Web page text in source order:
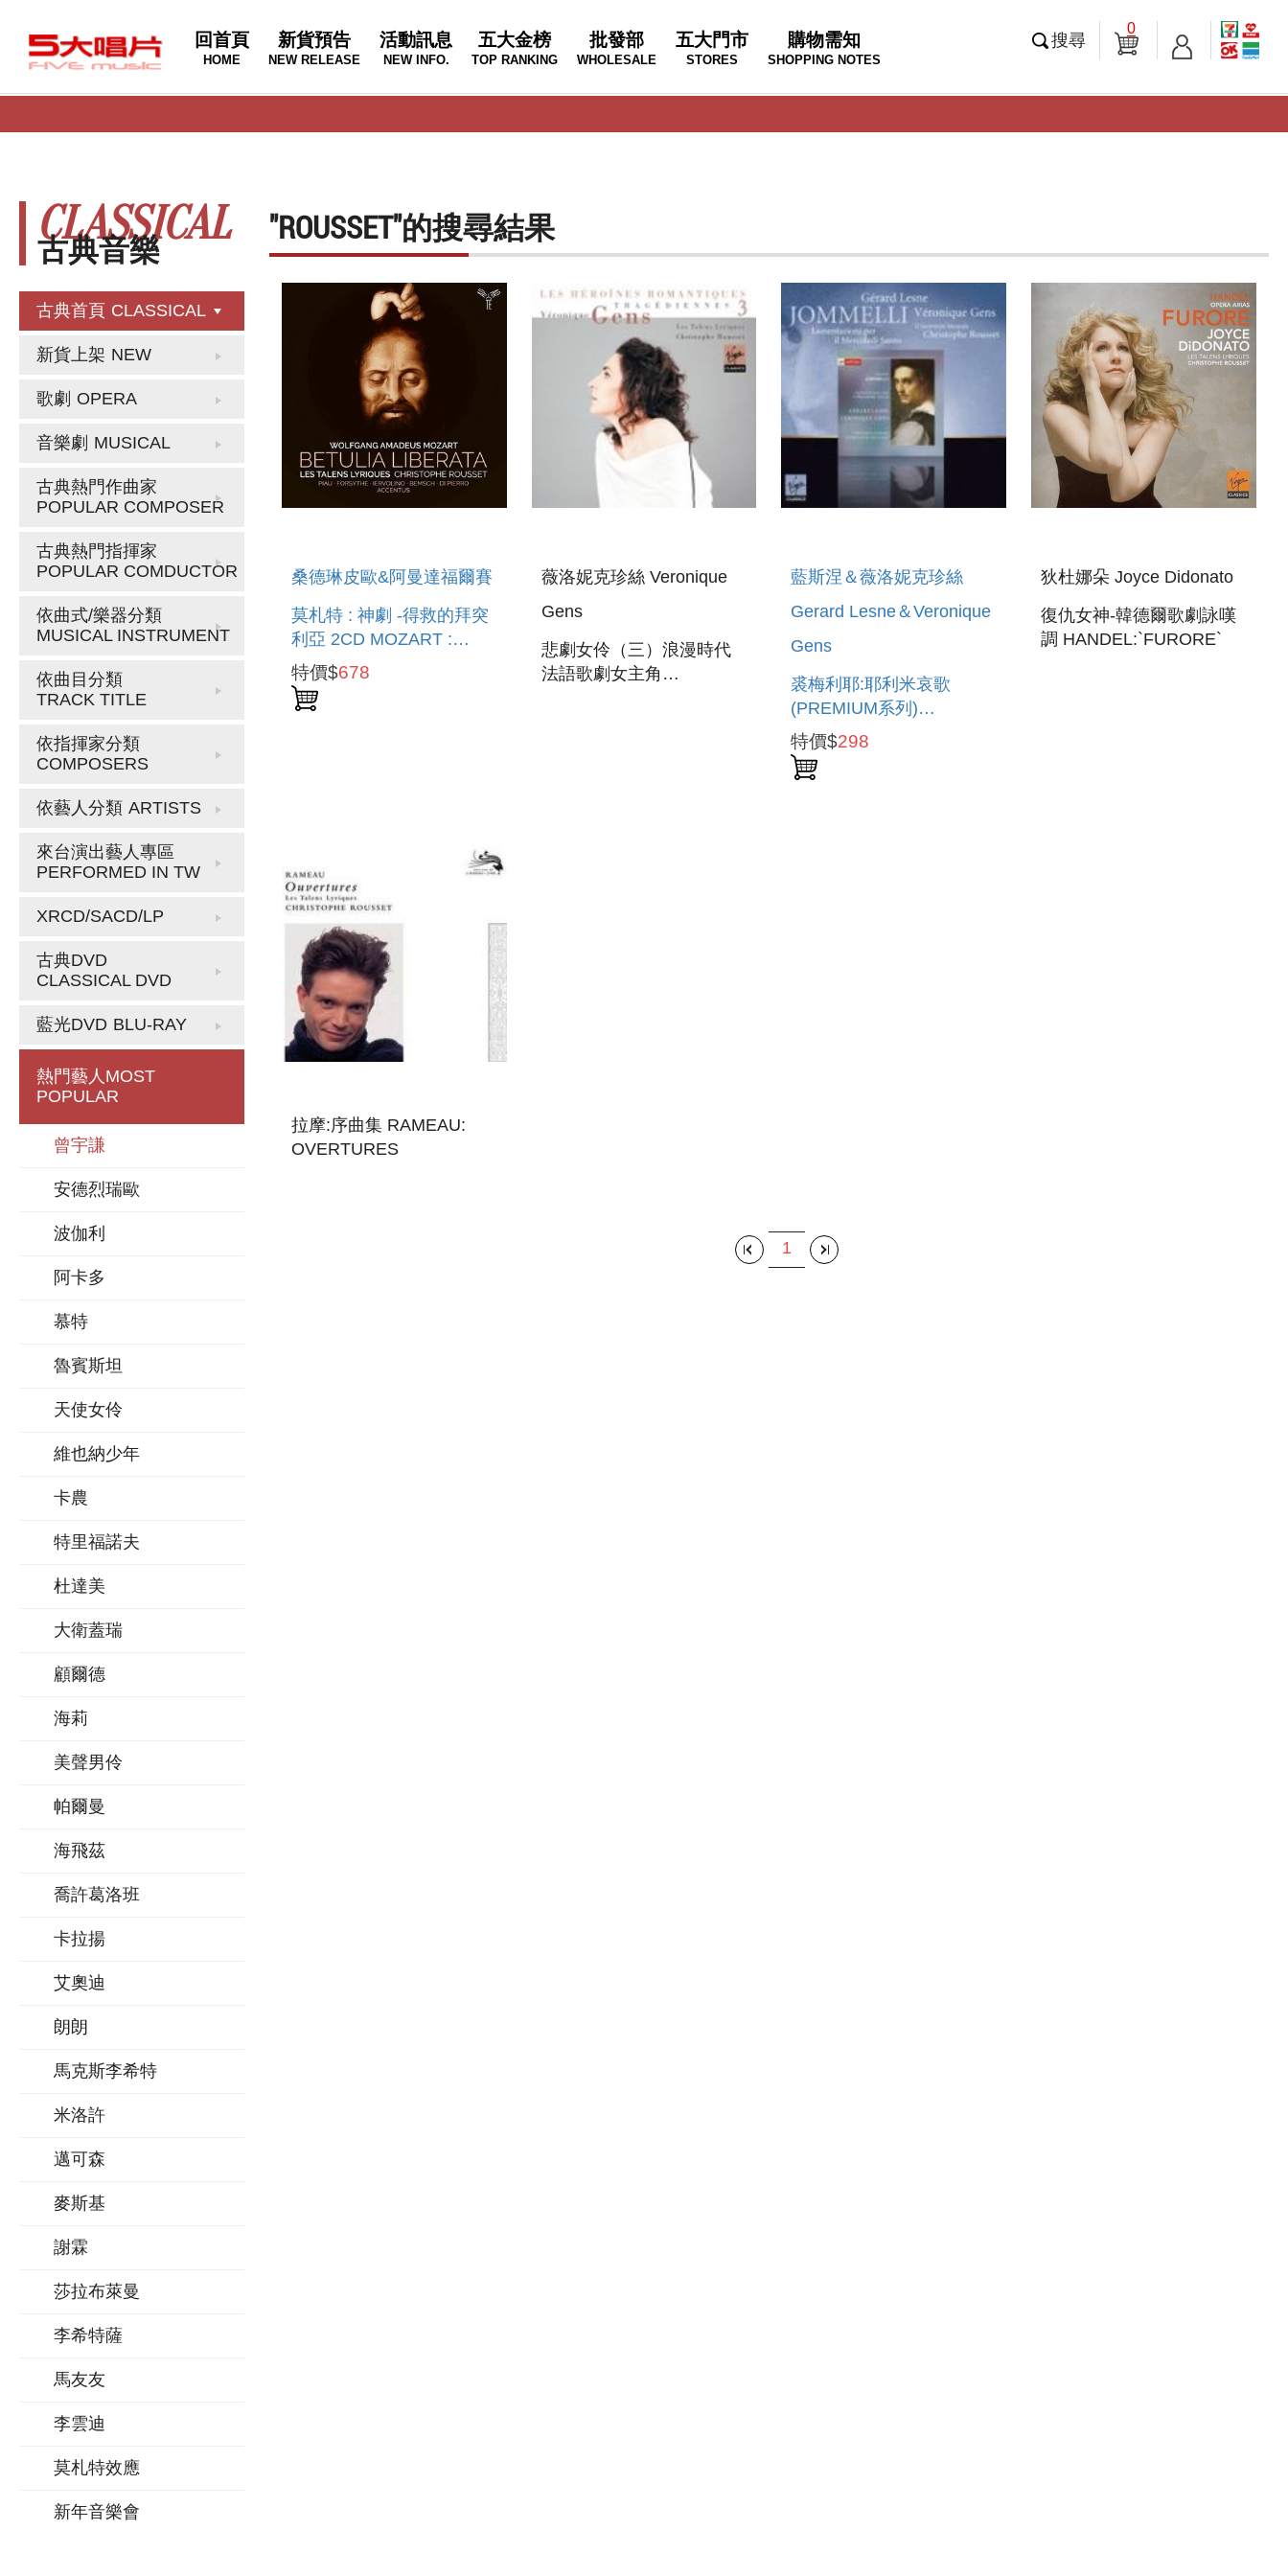
回首頁
HOME
新貨預告
NEW RELEASE
活動訊息
NEW INFO.
五大金榜
TOP RANKING
批發部
WHOLESALE
五大門市
STORES
購物需知
SHOPPING NOTES
搜尋
0
古典音樂
CLASSICAL
古典首頁 CLASSICAL
新貨上架 NEW
歌劇 OPERA
音樂劇 MUSICAL
古典熱門作曲家
POPULAR COMPOSER
古典熱門指揮家
POPULAR COMDUCTOR
依曲式/樂器分類
MUSICAL INSTRUMENT
依曲目分類
TRACK TITLE
依指揮家分類
COMPOSERS
依藝人分類 ARTISTS
來台演出藝人專區
PERFORMED IN TW
XRCD/SACD/LP
古典DVD
CLASSICAL DVD
藍光DVD BLU-RAY
熱門藝人 MOST
POPULAR
曾宇謙
安德烈瑞歐
波伽利
阿卡多
慕特
魯賓斯坦
天使女伶
維也納少年
卡農
特里福諾夫
杜達美
大衛蓋瑞
顧爾德
海莉
美聲男伶
帕爾曼
海飛茲
喬許葛洛班
卡拉揚
艾奧迪
朗朗
馬克斯李希特
米洛許
邁可森
麥斯基
謝霖
莎拉布萊曼
李希特薩
馬友友
李雲迪
莫札特效應
新年音樂會
"ROUSSET"的搜尋結果
桑德琳皮歐&阿曼達福爾賽
莫札特 : 神劇 -得救的拜突
利亞 2CD MOZART :
BETULIA LIBERATA
特價$678
薇洛妮克珍絲 Veronique
Gens
悲劇女伶（三）浪漫時代
法語歌劇女主角
藍斯涅＆薇洛妮克珍絲
Gerard Lesne＆Veronique
Gens
裘梅利耶:耶利米哀歌
(PREMIUM系列)
JOMELLI:LAMENTAZIONI
PER IL MERCOLEDI
SANTO
特價$298
狄杜娜朵 Joyce Didonato
復仇女神-韓德爾歌劇詠嘆
調 HANDEL:`FURORE`
拉摩:序曲集 RAMEAU:
OVERTURES
1